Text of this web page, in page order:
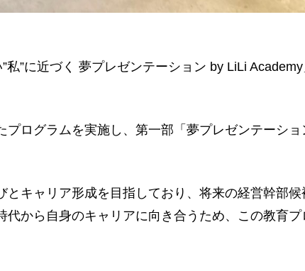
”に近づく 夢プレゼンテーション by LiLi
ログラムを実施し、第一部「夢プレゼンテーショ
キャリア形成を目指しており、将来の経営幹部候
から自身のキャリアに向き合うため、この教育